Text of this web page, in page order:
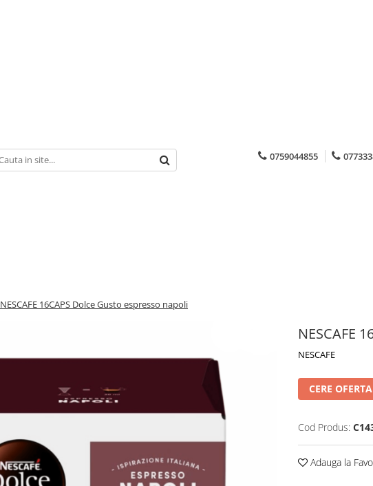
0759044855
NESCAFE 16CAPS Dolce Gusto espresso napoli
NESCAFE
NESCAFE
CERE OFERTA
Cod Produs:
Adauga la